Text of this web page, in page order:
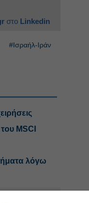
στο Linkedin
#Ισραήλ-Ιράν
MSCI
λόγω